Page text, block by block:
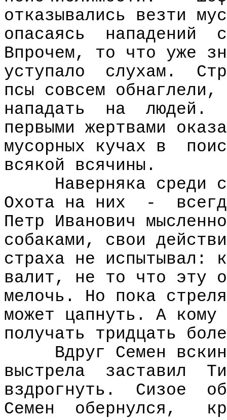
отказывались везти
опасаясь
нападений
Впрочем, то что уже
уступало
слухам.
псы совсем обнаглели,
нападать
на
людей.
первыми жертвами
мусорных кучах в
всякой всячины.
Наверняка среди
Охота на них
-
Петр Иванович
собаками, свои
страха не испытывал:
валит, не то что эту
мелочь. Но пока
может цапнуть. А кому
получать тридцать
Вдруг Семен
выстрела
заставил
вздрогнуть.
Сизое
Семен
обернулся,